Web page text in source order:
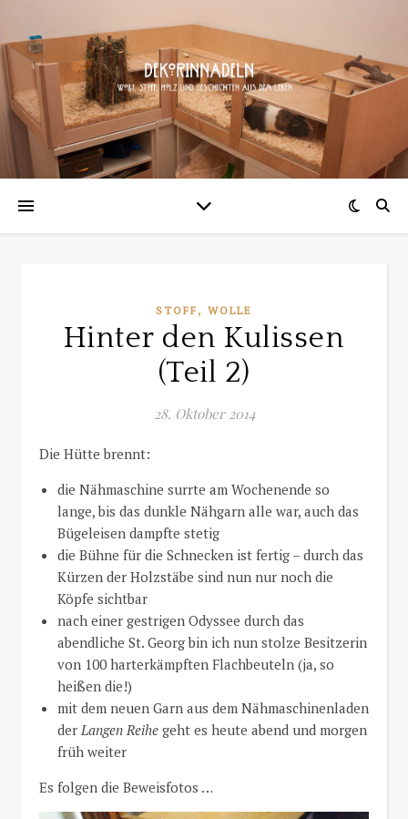
STOFF , WOLLE
Hinter den Kulissen
(Teil 2)
28. Oktober 2014
Die Hütte brennt:
die Nähmaschine surrte am Wochenende so
lange, bis das dunkle Nähgarn alle war, auch das
Bügeleisen dampfte stetig
die Bühne für die Schnecken ist fertig – durch das
Kürzen der Holzstäbe sind nun nur noch die
Köpfe sichtbar
nach einer gestrigen Odyssee durch das
abendliche St. Georg bin ich nun stolze Besitzerin
von 100 harterkämpften Flachbeuteln (ja, so
heißen die!)
mit dem neuen Garn aus dem Nähmaschinenladen
der Langen Reihe geht es heute abend und morgen
früh weiter
Es folgen die Beweisfotos …